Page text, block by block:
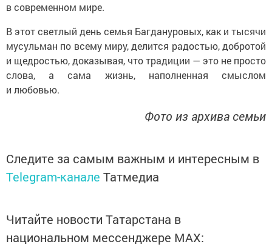
в современном мире.
В этот светлый день семья Багдануровых, как и тысячи
мусульман по всему миру, делится радостью, добротой
и щедростью, доказывая, что традиции — это не просто
слова, а сама жизнь, наполненная смыслом
и любовью.
Фото из архива семьи
Следите за самым важным и интересным в
Telegram-канале Татмедиа
Читайте новости Татарстана в
национальном мессенджере MАХ: